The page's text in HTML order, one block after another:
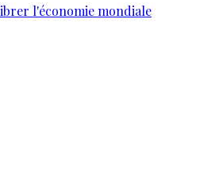
l'économie mondiale